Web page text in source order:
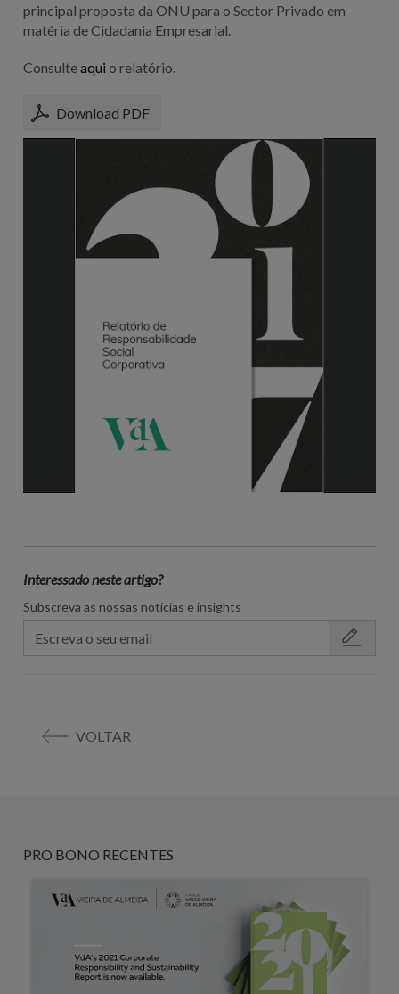
principal proposta da ONU para o Sector Privado em
matéria de Cidadania Empresarial.
Consulteaqui o relatório.
Download PDF
Interessado neste artigo?
Subscreva as nossas notícias e insights
VOLTAR
PRO BONO RECENTES